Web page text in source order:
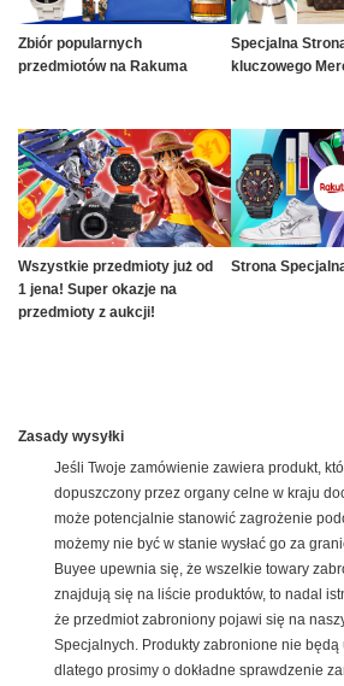
Zbiór popularnych
przedmiotów na Rakuma
Specjalna
kluczowego
Wszystkie przedmioty już od
1 jena! Super okazje na
przedmioty z aukcji!
Strona
Zasady wysyłki
Jeśli Twoje zamówienie zawiera produkt,
dopuszczony przez organy celne w kraju
może potencjalnie stanowić zagrożenie
możemy nie być w stanie wysłać go za
Buyee upewnia się, że wszelkie towary
znajdują się na liście produktów, to nadal
że przedmiot zabroniony pojawi się na
Specjalnych. Produkty zabronione nie będą
dlatego prosimy o dokładne sprawdzenie